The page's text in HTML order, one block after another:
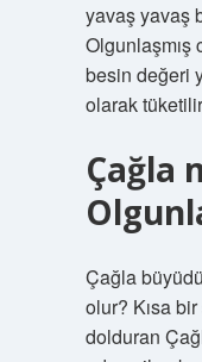
yavaş yavaş
besin değeri
olarak
Çağla
Çağla
olur? Kısa
dolduran